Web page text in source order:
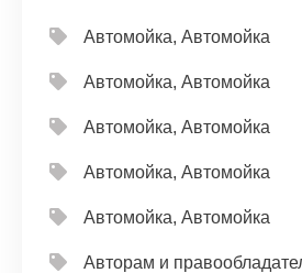
Автомойка, Автомойка
Автомойка, Автомойка
Автомойка, Автомойка
Автомойка, Автомойка
Автомойка, Автомойка
Авторам и